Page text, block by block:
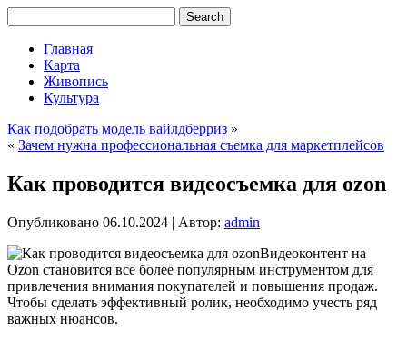
Главная
Карта
Живопись
Культура
Как подобрать модель вайлдберриз »
« Зачем нужна профессиональная съемка для маркетплейсов
Как проводится видеосъемка для ozon
Опубликовано 06.10.2024 | Автор: admin
Видеоконтент на
Ozon становится все более популярным инструментом для
привлечения внимания покупателей и повышения продаж.
Чтобы сделать эффективный ролик, необходимо учесть ряд
важных нюансов.